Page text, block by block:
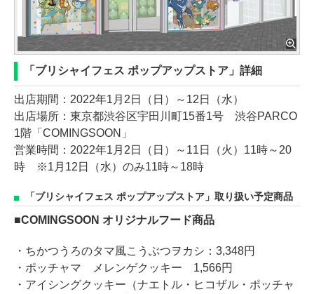
「ブリシャイフェス ポップアップストア」詳細
出店期間：2022年1月2日（日）～12日（水）
出店場所：東京都渋谷区宇田川町15番1号 渋谷PARCO
1階「COMINGSOON」
営業時間：2022年1月2日（日）～11日（火）11時～20
時 ※1月12日（水）のみ11時～18時
「ブリシャイフェス ポップアップストア」取り扱い予定商品
■COMINGSOON オリジナルフード商品
・ちかつうろのタマ風こうぶつヲカシ：3,348円
・ポッチャマ メレンゲクッキー 1,566円
・アイシングクッキー（ナエトル・ヒコザル・ポッチャ